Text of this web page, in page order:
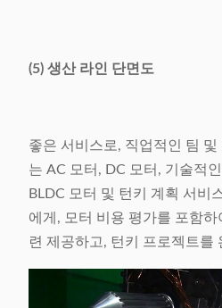
(5) 생산 라인 단면도
좋은 서비스로, 직업적인 팀
는 AC 모터, DC 모터, 기술적
BLDC 모터 및 턴키 계획 서비
에게, 모터 비용 평가를 포함
련 제공하고, 턴키 프로젝트를